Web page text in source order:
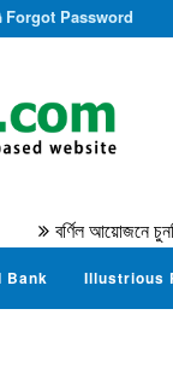
Forgot Password
আয়োজনে চুনতি ডটকম
Bank Illustrious